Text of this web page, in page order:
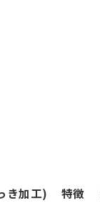
き加工) 特徴